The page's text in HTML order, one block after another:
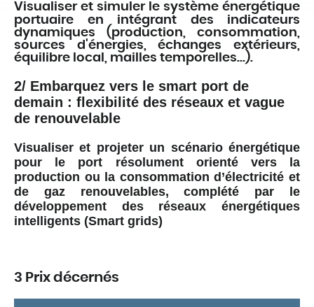
Visualiser et simuler le système énergétique
portuaire en intégrant des indicateurs
dynamiques (production, consommation,
sources d'énergies, échanges extérieurs,
équilibre local, mailles temporelles…).
2/ Embarquez vers le smart port de
demain : flexibilité des réseaux et vague
de renouvelable
Visualiser et projeter un scénario énergétique
pour le port résolument orienté vers la
production ou la consommation d’électricité et
de gaz renouvelables, complété par le
développement des réseaux énergétiques
intelligents (Smart grids)
3 Prix décernés